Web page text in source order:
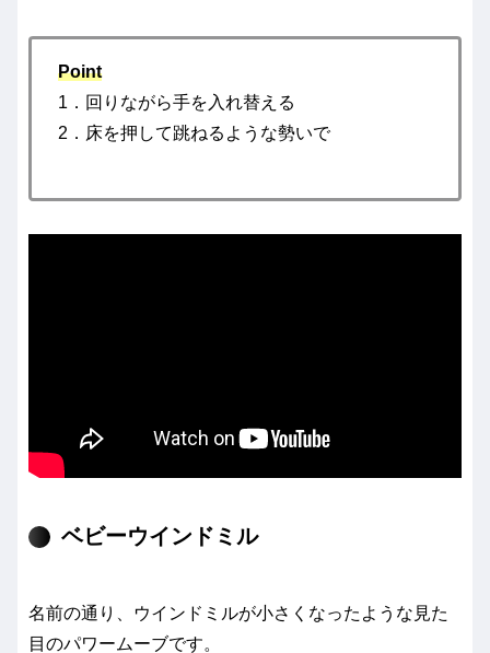
Point
1．回りながら手を入れ替える
2．床を押して跳ねるような勢いで
ベビーウインドミル
名前の通り、ウインドミルが小さくなったような見た
目のパワームーブです。